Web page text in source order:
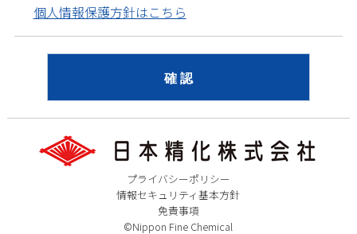
個人情報保護方針はこちら
プライバシーポリシー
情報セキュリティ基本方針
免責事項
©Nippon Fine Chemical